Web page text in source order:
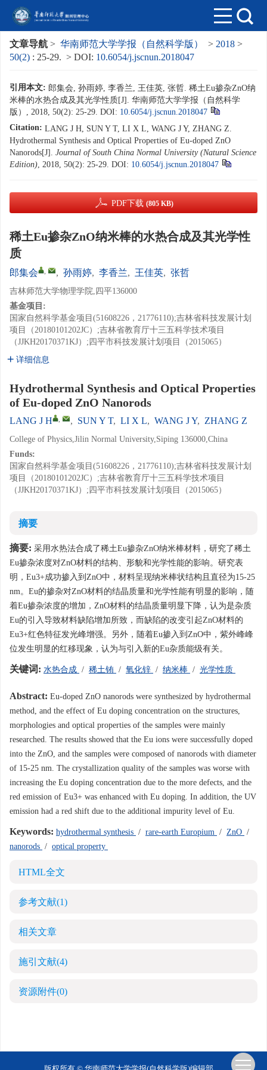
文章导航 > 华南师范大学学报（自然科学版） > 2018 >
50(2) : 25-29. > DOI: 10.6054/j.jscnun.2018047
引用本文: 郎集会, 孙雨婷, 李香兰, 王佳英, 张哲. 稀土Eu掺杂ZnO纳
米棒的水热合成及其光学性质[J]. 华南师范大学学报（自然科学
版）, 2018, 50(2): 25-29. DOI: 10.6054/j.jscnun.2018047
Citation: LANG J H, SUN Y T, LI X L, WANG J Y, ZHANG Z.
Hydrothermal Synthesis and Optical Properties of Eu-doped ZnO
Nanorods[J]. Journal of South China Normal University (Natural Science
Edition), 2018, 50(2): 25-29. DOI: 10.6054/j.jscnun.2018047
PDF下载 (805 KB)
稀土Eu掺杂ZnO纳米棒的水热合成及其光学性
质
郎集会 , , 孙雨婷, 李香兰, 王佳英, 张哲
吉林师范大学物理学院,四平136000
基金项目:
国家自然科学基金项目(51608226，21776110);吉林省科技发展计划
项目（20180101202JC）;吉林省教育厅十三五科学技术项目
（JJKH20170371KJ）;四平市科技发展计划项目（2015065）
详细信息
Hydrothermal Synthesis and Optical Properties
of Eu-doped ZnO Nanorods
LANG J H , , SUN Y T, LI X L, WANG J Y, ZHANG Z
College of Physics,Jilin Normal University,Siping 136000,China
Funds:
国家自然科学基金项目(51608226，21776110);吉林省科技发展计划
项目（20180101202JC）;吉林省教育厅十三五科学技术项目
（JJKH20170371KJ）;四平市科技发展计划项目（2015065）
摘要
摘要: 采用水热法合成了稀土Eu掺杂ZnO纳米棒材料，研究了稀土
Eu掺杂浓度对ZnO材料的结构、形貌和光学性能的影响。研究表
明，Eu3+成功掺入到ZnO中，材料呈现纳米棒状结构且直径为15-25
nm。Eu的掺杂对ZnO材料的结晶质量和光学性能有明显的影响，随
着Eu掺杂浓度的增加，ZnO材料的结晶质量明显下降，认为是杂质
Eu的引入导致材料缺陷增加所致，而缺陷的改变引起ZnO材料的
Eu3+红色特征发光峰增强。另外，随着Eu掺入到ZnO中，紫外峰峰
位发生明显的红移现象，认为与引入新的Eu杂质能级有关。
关键词: 水热合成 / 稀土铕 / 氧化锌 / 纳米棒 / 光学性质
Abstract: Eu-doped ZnO nanorods were synthesized by hydrothermal
method, and the effect of Eu doping concentration on the structures,
morphologies and optical properties of the samples were mainly
researched. The results showed that the Eu ions were successfully doped
into the ZnO, and the samples were composed of nanorods with diameter
of 15-25 nm. The crystallization quality of the samples was worse with
increasing the Eu doping concentration due to the more defects, and the
red emission of Eu3+ was enhanced with Eu doping. In addition, the UV
emission had a red shift due to the additional impurity level of Eu.
Keywords: hydrothermal synthesis / rare-earth Europium / ZnO /
nanorods / optical property
HTML全文
参考文献(1)
相关文章
施引文献(4)
资源附件(0)